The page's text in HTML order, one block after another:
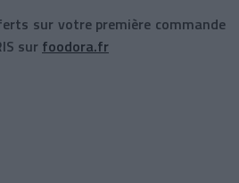
sur votre première commande
sur foodora.fr